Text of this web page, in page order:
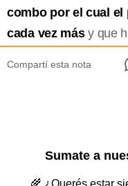
combo por el cual
cada vez másy que
Compartí esta nota
Sumate a